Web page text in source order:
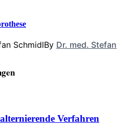
By Dr. med. Stefan
Verfahren